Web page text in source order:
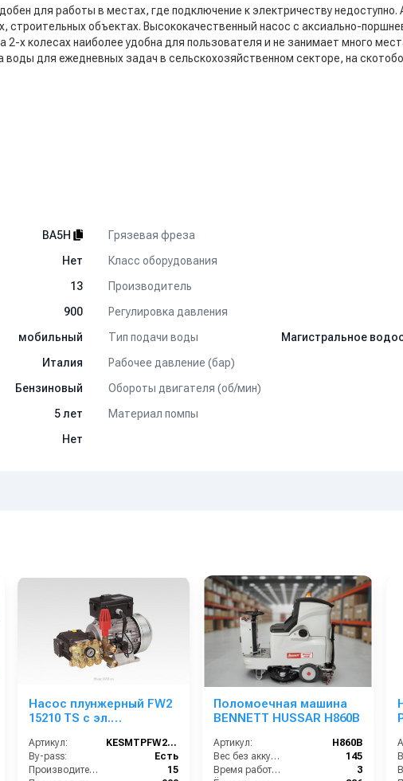
для работы в местах, где подключение к электричеству недоступно.
строительных объектах. Высококачественный насос с аксиально-
2-х колесах наиболее удобна для пользователя и не занимает много
для ежедневных задач в сельскохозяйственном секторе, на
BA5H Грязевая фреза
Нет Класс оборудования
13 Производитель
900 Регулировка давления
мобильный Тип подачи воды
Магистральное
Италия Рабочее давление (бар)
Бензиновый Обороты двигателя (об/мин)
5 лет Материал помпы
Нет
Насос плунжерный FW2
15210 TS с эл.
кВт c электрическим
блоком управления
Артикул:
KESMTPFW2 15/200
By-pass:
Есть
Производительность (л/мин):
15
Поломоечная машина
BENNETT HUSSAR H860B
Артикул:
H860B
Вес без аккумуляторов (кг):
145
Время работы (ч):
3